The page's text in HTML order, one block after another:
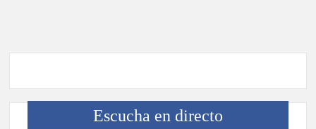
Escucha en directo